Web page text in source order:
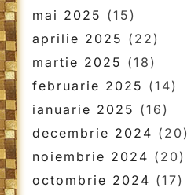
mai 2025 (15)
aprilie 2025 (22)
martie 2025 (18)
februarie 2025 (14)
ianuarie 2025 (16)
decembrie 2024 (20)
noiembrie 2024 (20)
octombrie 2024 (17)